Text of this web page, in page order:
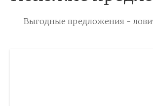
Выгодные предложения -